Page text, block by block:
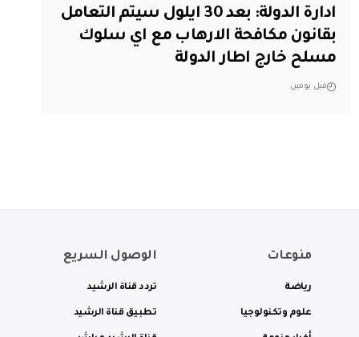
ادارة الدولة: بعد 30 ايلول سيتم التعامل
بقانون مكافحة الارهاب مع اي سلوك
مسلح خارج اطار الدولة
قبل يومين
منوعات
رياضة
علوم وتكنولوجيا
الوصول السريع
تردد قناة الرشيد
تطبيق قناة الرشيد